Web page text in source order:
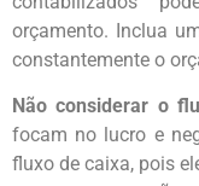
orçamento. Inclua
constantemente o
Não considerar o
focam no lucro e
fluxo de caixa, pois